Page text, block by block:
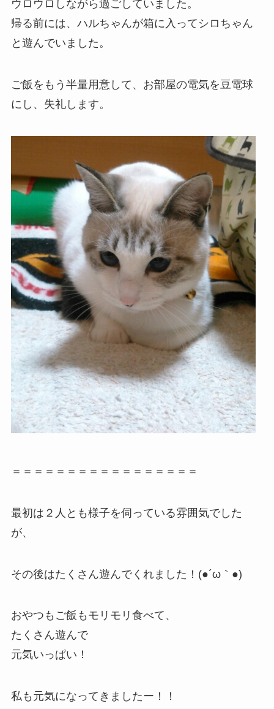
ウロウロしながら過ごしていました。
帰る前には、ハルちゃんが箱に入ってシロちゃん
と遊んでいました。
ご飯をもう半量用意して、お部屋の電気を豆電球
にし、失礼します。
＝＝＝＝＝＝＝＝＝＝＝＝＝＝＝＝＝
最初は２人とも様子を伺っている雰囲気でした
が、
その後はたくさん遊んでくれました！(●´ω｀●)
おやつもご飯もモリモリ食べて、
たくさん遊んで
元気いっぱい！
私も元気になってきましたー！！